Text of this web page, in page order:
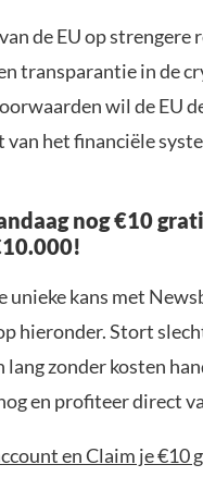
de EU op
transparantie in de
wil de EU
het financiële
nog €10
unieke kans met
hieronder. Stort
lang zonder kosten
en profiteer direct
en Claim je €10